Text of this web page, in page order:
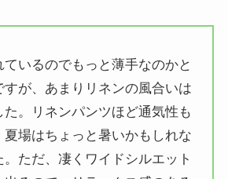
ているのでもっと薄手なのかと
すが、あまりリネンの風合いは
た。リネンパンツほど通気性も
夏場はちょっと暑いかもしれな
ただ、凄くワイドシルエット